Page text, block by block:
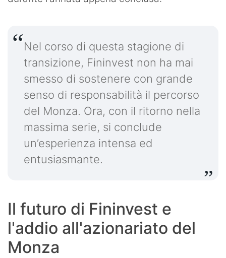
Nel corso di questa stagione di
transizione, Fininvest non ha mai
smesso di sostenere con grande
senso di responsabilità il percorso
del Monza. Ora, con il ritorno nella
massima serie, si conclude
un’esperienza intensa ed
entusiasmante.
Il futuro di Fininvest e
l'addio all'azionariato del
Monza